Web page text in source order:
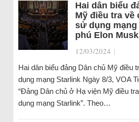
Hai dân biểu
Mỹ điều tra về
sử dụng
phú Elon Musk
12/03/2024 |
Hai dân biểu đảng Dân chủ Mỹ điều
dụng mạng Starlink Ngày 8/3, VOA
“Đảng Dân chủ ở Hạ viện Mỹ điều
dụng mạng Starlink”. Theo…